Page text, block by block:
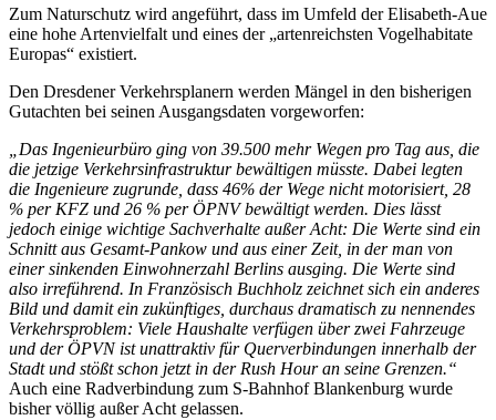
Zum Naturschutz wird angeführt, dass im Umfeld der Elisabeth-Aue
eine hohe Artenvielfalt und eines der „artenreichsten Vogelhabitate
Europas“ existiert.
Den Dresdener Verkehrsplanern werden Mängel in den bisherigen
Gutachten bei seinen Ausgangsdaten vorgeworfen:
„Das Ingenieurbüro ging von 39.500 mehr Wegen pro Tag aus, die
die jetzige Verkehrsinfrastruktur bewältigen müsste. Dabei legten
die Ingenieure zugrunde, dass 46% der Wege nicht motorisiert, 28
% per KFZ und 26 % per ÖPNV bewältigt werden. Dies lässt
jedoch einige wichtige Sachverhalte außer Acht: Die Werte sind ein
Schnitt aus Gesamt-Pankow und aus einer Zeit, in der man von
einer sinkenden Einwohnerzahl Berlins ausging. Die Werte sind
also irreführend. In Französisch Buchholz zeichnet sich ein anderes
Bild und damit ein zukünftiges, durchaus dramatisch zu nennendes
Verkehrsproblem: Viele Haushalte verfügen über zwei Fahrzeuge
und der ÖPVN ist unattraktiv für Querverbindungen innerhalb der
Stadt und stößt schon jetzt in der Rush Hour an seine Grenzen.“
Auch eine Radverbindung zum S-Bahnhof Blankenburg wurde
bisher völlig außer Acht gelassen.